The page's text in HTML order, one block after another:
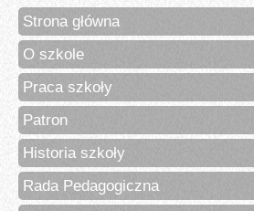
Strona główna
O szkole
Praca szkoły
Patron
Historia szkoły
Rada Pedagogiczna